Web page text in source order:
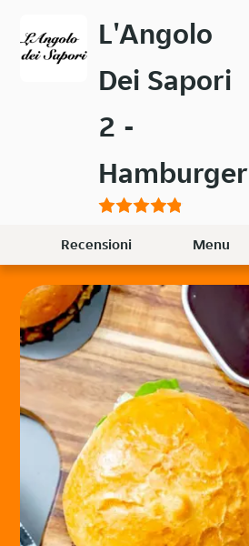
contenuto
L'Angolo
Dei Sapori
2 -
Hamburger
Recensioni Menu